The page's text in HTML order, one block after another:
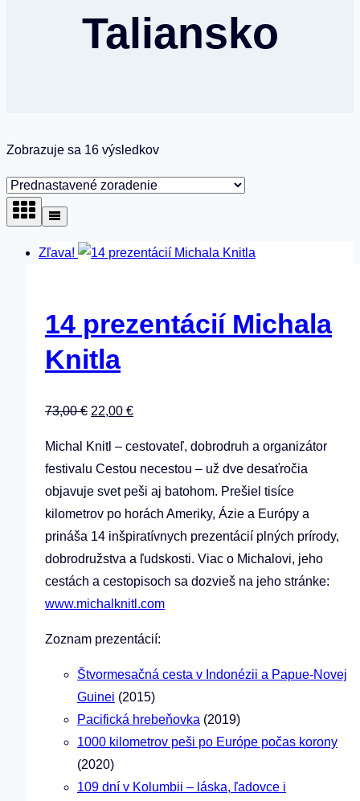
Taliansko
Zobrazuje sa 16 výsledkov
Zľava!
14 prezentácií Michala
Knitla
73,00€ Pôvodná
bola:
73,00 €.
22,00 €Aktuálna
je:
22,00 €.
Michal Knitl – cestovateľ, dobrodruh a organizátor
festivalu Cestou necestou – už dve desaťročia
objavuje svet peši aj batohom. Prešiel tisíce
kilometrov po horách Ameriky, Ázie a Európy a
prináša 14 inšpiratívnych prezentácií plných prírody,
dobrodružstva a ľudskosti. Viac o Michalovi, jeho
cestách a cestopisoch sa dozvieš na jeho stránke:
www.michalknitl.com
Zoznam prezentácií:
Štvormesačná cesta v Indonézii a Papue-Novej
Guinei (2015)
Pacifická hrebeňovka (2019)
1000 kilometrov peši po Európe počas korony
(2020)
109 dní v Kolumbii – láska, ľadovce i